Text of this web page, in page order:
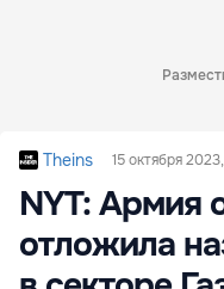
Theins 15 октября
NYT: Армия
отложила